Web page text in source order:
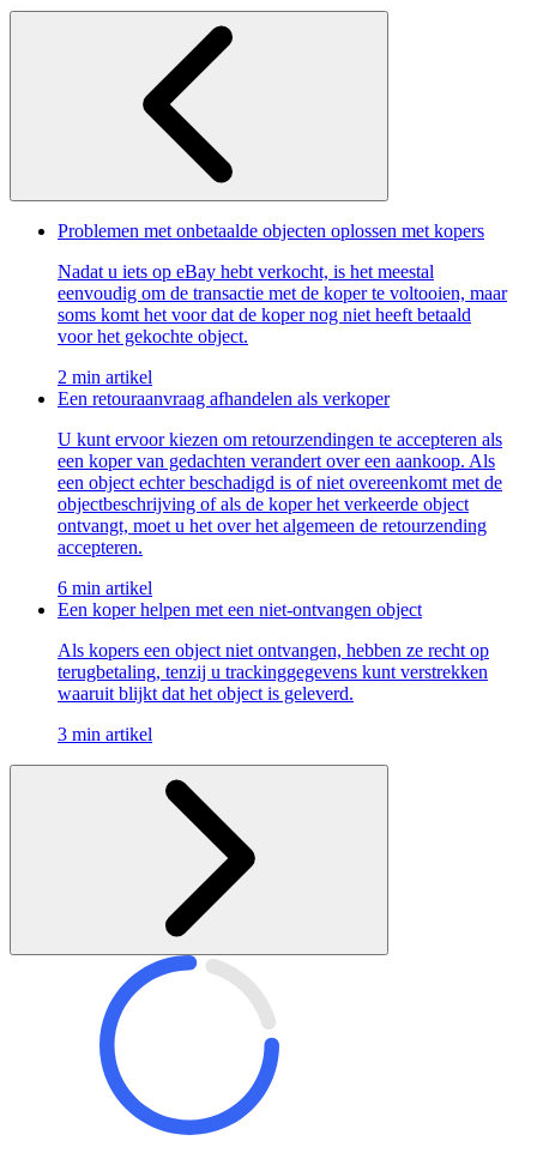
Problemen met onbetaalde objecten oplossen met kopers
Nadat u iets op eBay hebt verkocht, is het meestal
eenvoudig om de transactie met de koper te voltooien, maar
soms komt het voor dat de koper nog niet heeft betaald
voor het gekochte object.
2 min artikel
Een retouraanvraag afhandelen als verkoper
U kunt ervoor kiezen om retourzendingen te accepteren als
een koper van gedachten verandert over een aankoop. Als
een object echter beschadigd is of niet overeenkomt met de
objectbeschrijving of als de koper het verkeerde object
ontvangt, moet u het over het algemeen de retourzending
accepteren.
6 min artikel
Een koper helpen met een niet-ontvangen object
Als kopers een object niet ontvangen, hebben ze recht op
terugbetaling, tenzij u trackinggegevens kunt verstrekken
waaruit blijkt dat het object is geleverd.
3 min artikel